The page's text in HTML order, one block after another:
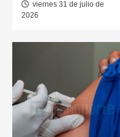
viernes 31 de julio de
2026